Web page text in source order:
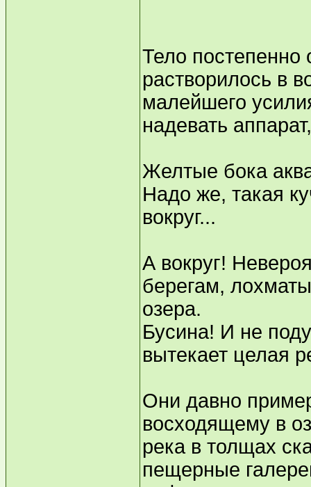
Тело постепенно
растворилось в
малейшего
надевать
Желтые бока
Надо же, такая
вокруг...
А вокруг!
берегам,
озера.
Бусина! И не
вытекает целая
Они давно
восходящему в
река в толщах
пещерные